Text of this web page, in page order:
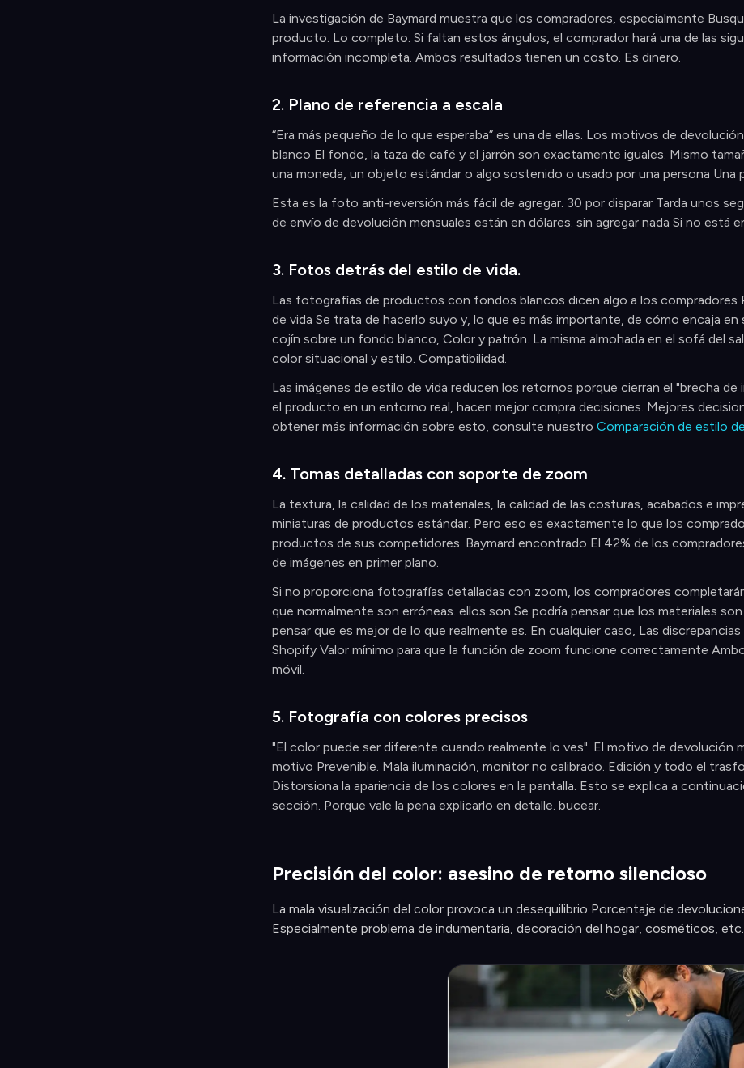
La investigación de Baymard muestra que los compradores, especialmente
producto. Lo completo. Si faltan estos ángulos, el comprador hará una de las
información incompleta. Ambos resultados tienen un costo. Es dinero.
2. Plano de referencia a escala
“Era más pequeño de lo que esperaba” es una de ellas. Los motivos de
blanco El fondo, la taza de café y el jarrón son exactamente iguales. Mismo
una moneda, un objeto estándar o algo sostenido o usado por una persona Una
Esta es la foto anti-reversión más fácil de agregar. 30 por disparar Tarda unos
de envío de devolución mensuales están en dólares. sin agregar nada Si no está
3. Fotos detrás del estilo de vida.
Las fotografías de productos con fondos blancos dicen algo a los
de vida Se trata de hacerlo suyo y, lo que es más importante, de cómo encaja
cojín sobre un fondo blanco, Color y patrón. La misma almohada en el sofá del
color situacional y estilo. Compatibilidad.
Las imágenes de estilo de vida reducen los retornos porque cierran el "brecha
el producto en un entorno real, hacen mejor compra decisiones. Mejores
obtener más información sobre esto, consulte nuestro Comparación de estilo
4. Tomas detalladas con soporte de zoom
La textura, la calidad de los materiales, la calidad de las costuras, acabados e
miniaturas de productos estándar. Pero eso es exactamente lo que los
productos de sus competidores. Baymard encontrado El 42% de los
de imágenes en primer plano.
Si no proporciona fotografías detalladas con zoom, los compradores
que normalmente son erróneas. ellos son Se podría pensar que los materiales
pensar que es mejor de lo que realmente es. En cualquier caso, Las
Shopify Valor mínimo para que la función de zoom funcione correctamente
móvil.
5. Fotografía con colores precisos
"El color puede ser diferente cuando realmente lo ves". El motivo de devolución
motivo Prevenible. Mala iluminación, monitor no calibrado. Edición y todo el
Distorsiona la apariencia de los colores en la pantalla. Esto se explica a
sección. Porque vale la pena explicarlo en detalle. bucear.
Precisión del color: asesino de retorno silencioso
La mala visualización del color provoca un desequilibrio Porcentaje de
Especialmente problema de indumentaria, decoración del hogar, cosméticos,